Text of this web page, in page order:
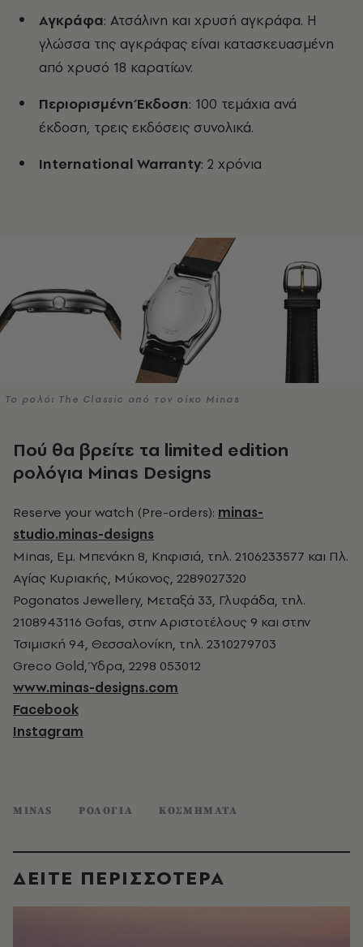
Αγκράφα: Ατσάλινη και χρυσή αγκράφα. Η
γλώσσα της αγκράφας είναι κατασκευασμένη
από χρυσό 18 καρατίων.
Περιορισμένη Έκδοση: 100 τεμάχια ανά
έκδοση, τρεις εκδόσεις συνολικά.
International Warranty: 2 χρόνια
To ρολόι The Classic από τον οίκο Minas
Πού θα βρείτε τα limited edition
ρολόγια Minas Designs
Reserve your watch (Pre-orders): minas-
studio.minas-designs
Minas, Εμ. Μπενάκη 8, Κηφισιά, τηλ. 2106233577 και Πλ.
Αγίας Κυριακής, Μύκονος, 2289027320
Pogonatos Jewellery, Μεταξά 33, Γλυφάδα, τηλ.
2108943116 Gofas, στην Αριστοτέλους 9 και στην
Τσιμισκή 94, Θεσσαλονίκη, τηλ. 2310279703
Greco Gold, Ύδρα, 2298 053012
www.minas-designs.com
Facebook
Instagram
MINAS ΡΟΛΟΓΙΑ ΚΟΣΜΗΜΑΤΑ
ΔΕΙΤΕ ΠΕΡΙΣΣΟΤΕΡΑ